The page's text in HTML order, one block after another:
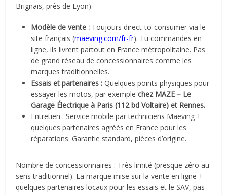
Brignais, près de Lyon).
Modèle de vente : Toujours direct-to-consumer via le
site français (maeving.com/fr-fr). Tu commandes en
ligne, ils livrent partout en France métropolitaine. Pas
de grand réseau de concessionnaires comme les
marques traditionnelles.
Essais et partenaires : Quelques points physiques pour
essayer les motos, par exemplechez MAZE – Le
Garage Électrique à Paris (112 bd Voltaire) et Rennes.
Entretien : Service mobile par techniciens Maeving +
quelques partenaires agréés en France pour les
réparations. Garantie standard, pièces d’origine.
Nombre de concessionnaires : Très limité (presque zéro au
sens traditionnel). La marque mise sur la vente en ligne +
quelques partenaires locaux pour les essais et le SAV, pas